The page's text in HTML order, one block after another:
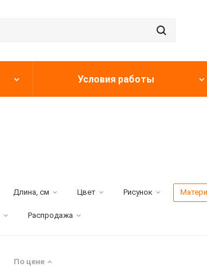
Условия работы
Длина, см Цвет Рисунок
Распродажа
По цене